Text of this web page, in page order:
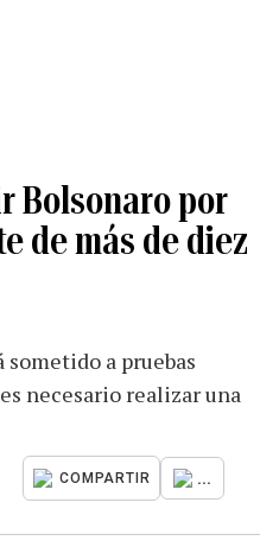
Bolsonaro por
de más de diez
a pruebas
necesario realizar una
COMPARTIR ...